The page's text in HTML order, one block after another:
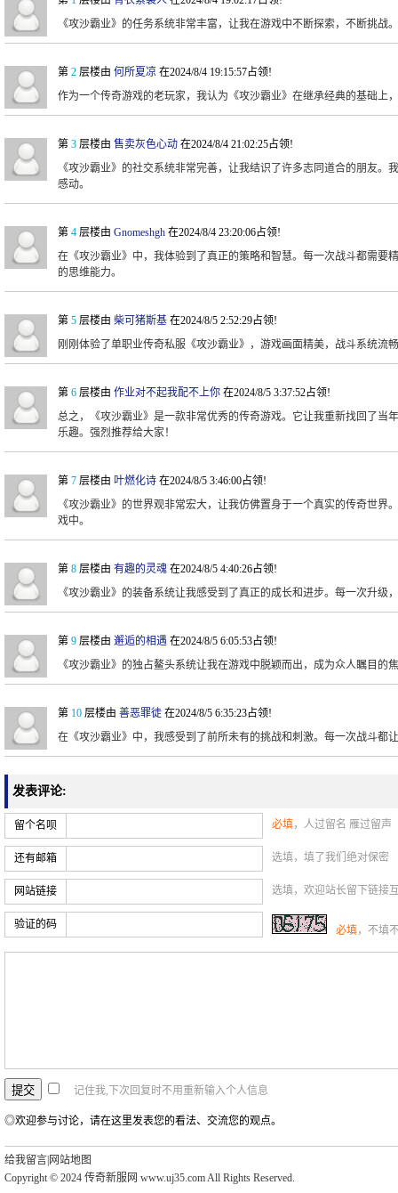
《攻沙霸业》的任务系统非常丰富，让我在游戏中不断探索，不断挑战
第 2 层楼由 何所夏凉 在2024/8/4 19:15:57占领!
作为一个传奇游戏的老玩家，我认为《攻沙霸业》在继承经典的基础上
第 3 层楼由 售卖灰色心动 在2024/8/4 21:02:25占领!
《攻沙霸业》的社交系统非常完善，让我结识了许多志同道合的朋友。
感动。
第 4 层楼由 Gnomeshgh 在2024/8/4 23:20:06占领!
在《攻沙霸业》中，我体验到了真正的策略和智慧。每一次战斗都需要
的思维能力。
第 5 层楼由 柴可猪斯基 在2024/8/5 2:52:29占领!
刚刚体验了单职业传奇私服《攻沙霸业》，游戏画面精美，战斗系统流
第 6 层楼由 作业对不起我配不上你 在2024/8/5 3:37:52占领!
总之，《攻沙霸业》是一款非常优秀的传奇游戏。它让我重新找回了当
乐趣。强烈推荐给大家！
第 7 层楼由 叶燃化诗 在2024/8/5 3:46:00占领!
《攻沙霸业》的世界观非常宏大，让我仿佛置身于一个真实的传奇世界
戏中。
第 8 层楼由 有趣的灵魂 在2024/8/5 4:40:26占领!
《攻沙霸业》的装备系统让我感受到了真正的成长和进步。每一次升级
第 9 层楼由 邂逅的相遇 在2024/8/5 6:05:53占领!
《攻沙霸业》的独占鳌头系统让我在游戏中脱颖而出，成为众人瞩目的
第 10 层楼由 善恶罪徒 在2024/8/5 6:35:23占领!
在《攻沙霸业》中，我感受到了前所未有的挑战和刺激。每一次战斗都
发表评论:
留个名呗 必填，人过留名 雁过留声
还有邮箱 选填，填了我们绝对保密
网站链接 选填，欢迎站长留下链接
验证的码 必填，不填
记住我,下次回复时不用重新输入个人信息
◎欢迎参与讨论，请在这里发表您的看法、交流您的观点。
给我留言 网站地图
Copyright © 2024 传奇新服网 www.uj35.com All Rights Reserved.